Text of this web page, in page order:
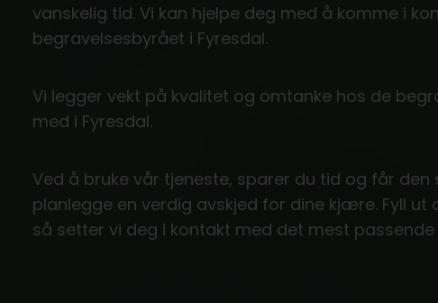
vanskelig tid. Vi kan hjelpe deg med å komme i
begravelsesbyrået i Fyresdal.
Vi legger vekt på kvalitet og omtanke hos de
med i Fyresdal.
Ved å bruke vår tjeneste, sparer du tid og får
planlegge en verdig avskjed for dine kjære. Fyll ut
så setter vi deg i kontakt med det mest